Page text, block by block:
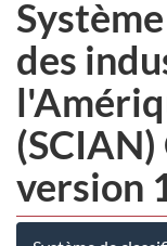
des
version